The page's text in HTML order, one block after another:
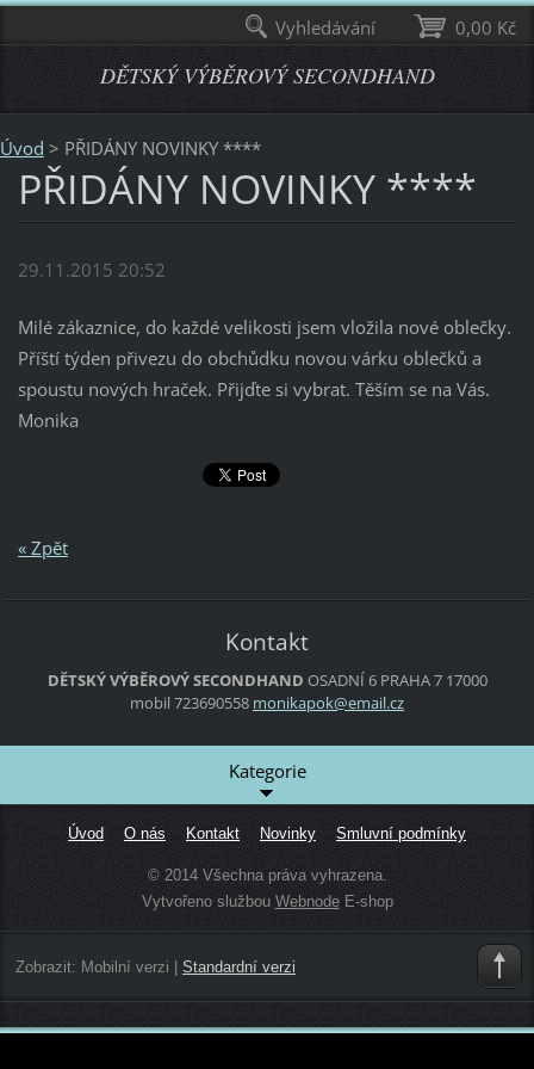
DĚTSKÝ VÝBĚROVÝ SECONDHAND
Úvod > PŘIDÁNY NOVINKY ****
PŘIDÁNY NOVINKY ****
29.11.2015 20:52
Milé zákaznice, do každé velikosti jsem vložila nové oblečky.
Příští týden přivezu do obchůdku novou várku oblečků a
spoustu nových hraček. Přijďte si vybrat. Těším se na Vás.
Monika
« Zpět
Kontakt
DĚTSKÝ VÝBĚROVÝ SECONDHAND OSADNÍ 6PRAHA 717000
mobil 723690558 monikapok@email.cz
Kategorie
Úvod O nás Kontakt Novinky Smluvní podmínky
© 2014 Všechna práva vyhrazena.
Vytvořeno službou WebnodeE-shop
Zobrazit: Mobilní verzi Standardní verzi
0,00 Kč
Vyhledávání